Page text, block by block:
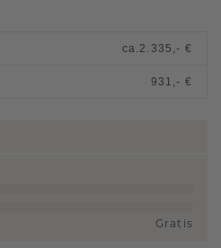
ca.2.335,- €
931,- €
Gratis